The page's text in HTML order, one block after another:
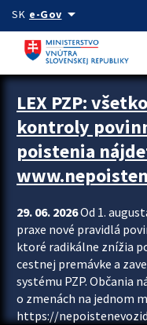
Preskocit na hlavný obsah
SK e-Govarrow_drop_down
Zastavit automatický posun
LEX PZP:
kontroly
poistenia
29. 06. 2026Od 1.
praxe nové pravidlá
ktoré radikálne znížia
cestnej premávke a
systému PZP. Občania
o zmenách na jednom
https://